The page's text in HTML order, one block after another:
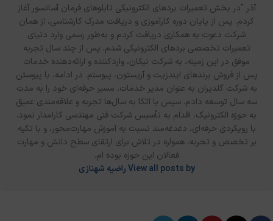
آذر "در بخش تعمیرات بردهای الکترونیکی تابلوهای فرمان آسانسور آغاز
کردم. پس از پایان دوره کارآموزی و دریافت مدرک کارشناسی، از همان
شرکت دعوت به همکاری دریافت کردم و به‌طور رسمی وارد دنیای
تعمیرات تخصصی بردهای الکترونیکی شدم. پس از چند سال تجربه
موفق در این زمینه، به شرکت نیکان، واردکننده و ارائه‌دهنده خدمات
پس از فروش برندهای ایندزیت و آریستون، پیوستم. در ادامه، با پیوستن
به شرکت گلدیران به‌ عنوان مدیر خدمات، مسیر حرفه‌ای خود را به مدت
سه سال توسعه دادم. سپس با اتکا به سال‌ها تجربه و علاقه‌مندی عمیق
به حوزه الکترونیک، اقدام به تأسیس شرکت فنی مهندسی کارامدار نمود.
با رویکردی حرفه‌ای، دغدغه‌مند نسبت به آموزش مهارت‌محور، و با تکیه
بر تخصص و تجربه، همواره در تلاش برای ارتقای سطح دانش و مهارت
فعالان این حوزه بوده‌ ام.
View all posts by راضیه شهنازی